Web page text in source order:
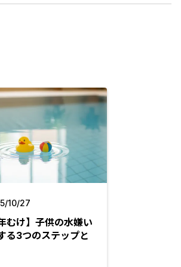
10/27
むけ】子供の水嫌い
る3つのステップと